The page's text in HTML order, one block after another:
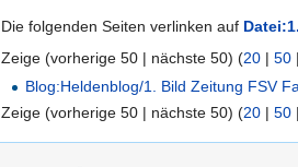
Die folgenden Seiten verlinken auf
Zeige (vorherige 50 | nächste 50) (20 | 50
Blog:Heldenblog/1. Bild Zeitung FSV
Zeige (vorherige 50 | nächste 50) (20 | 50